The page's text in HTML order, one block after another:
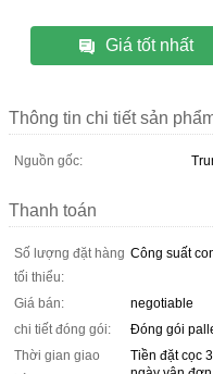
Giá tốt nhất
Thông tin chi tiết sản
Nguồn gốc:
Thanh toán
Số lượng đặt hàng
tối thiểu:
Công suất
Giá bán:
negotiable
chi tiết đóng gói:
Đóng gói
Thời gian giao
Tiền đặt cọc